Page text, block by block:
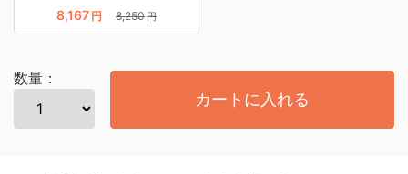
8,167 円 8,250円
数量：
カートに入れる